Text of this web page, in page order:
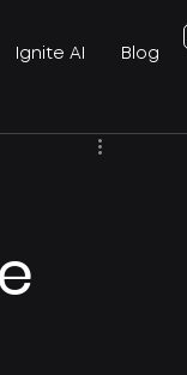
Ignite AI Blog